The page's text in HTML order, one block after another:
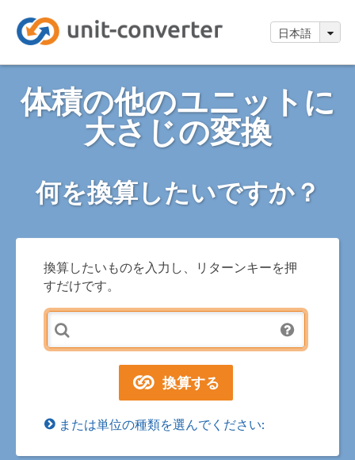
日本語
体積の他のユニットに
大さじの変換
何を換算したいですか？
換算したいものを入力し、リターンキーを押
すだけです。
または単位の種類を選んでください: